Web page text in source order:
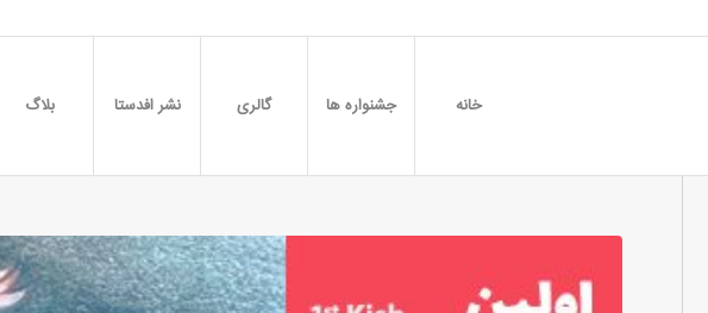
خانه جشنواره ها گالری نشر افدستا بلاگ